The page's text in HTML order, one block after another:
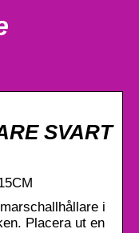
SVART
i
Placera ut en